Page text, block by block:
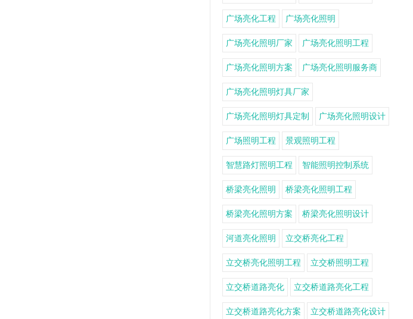
广场亮化工程 广场亮化照明
广场亮化照明厂家 广场亮化照明工程
广场亮化照明方案 广场亮化照明服务商
广场亮化照明灯具厂家
广场亮化照明灯具定制 广场亮化照明设计
广场照明工程 景观照明工程
智慧路灯照明工程 智能照明控制系统
桥梁亮化照明 桥梁亮化照明工程
桥梁亮化照明方案 桥梁亮化照明设计
河道亮化照明 立交桥亮化工程
立交桥亮化照明工程 立交桥照明工程
立交桥道路亮化 立交桥道路亮化工程
立交桥道路亮化方案 立交桥道路亮化设计